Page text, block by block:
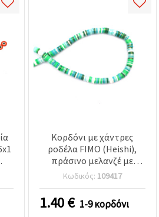
Κορδόνι με χάντρες
ροδέλα FIMO (Heishi),
πράσινο μελανζέ με
χρωστική σε χρυσό
χρώμα, 6x1 mm, οπή 2
mm, ~350 τεμ.
Κωδικός: 109417
1.40€ 1-9 κορδόνι